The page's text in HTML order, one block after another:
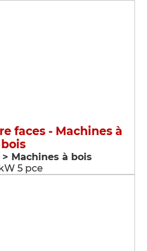
faces - Machines à
bois
Machines à bois
5 pce